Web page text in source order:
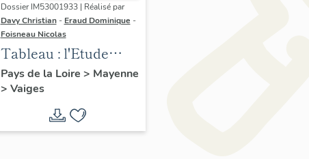
Dossier IM53001933 | Réalisé par
Davy Christian - Eraud Dominique -
Foisneau Nicolas
Tableau : l'Etude
guidant l'essor du
Génie - Collection
Robert-Glétron
Pays de la Loire > Mayenne
> Vaiges